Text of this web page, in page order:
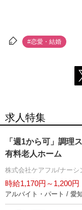
#恋愛・結婚
求人特集
「週1から可」調理
有料老人ホーム
株式会社ケアフル/ナー
時給1,170円～1,200円
アルバイト・パート / 愛